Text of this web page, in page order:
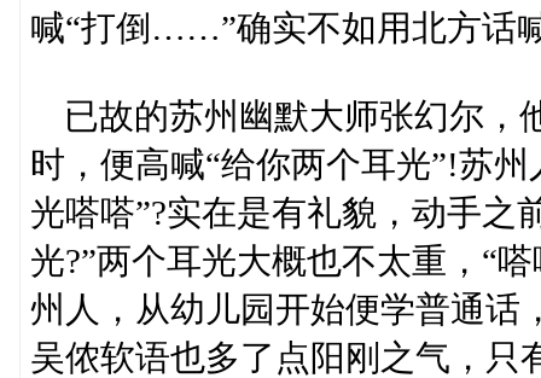
喊“打倒……”确实不如用北方话
已故的苏州幽默大师张幻尔，
时，便高喊“给你两个耳光”!苏
光嗒嗒”?实在是有礼貌，动手之
光?”两个耳光大概也不太重，“
州人，从幼儿园开始便学普通话
吴侬软语也多了点阳刚之气，只